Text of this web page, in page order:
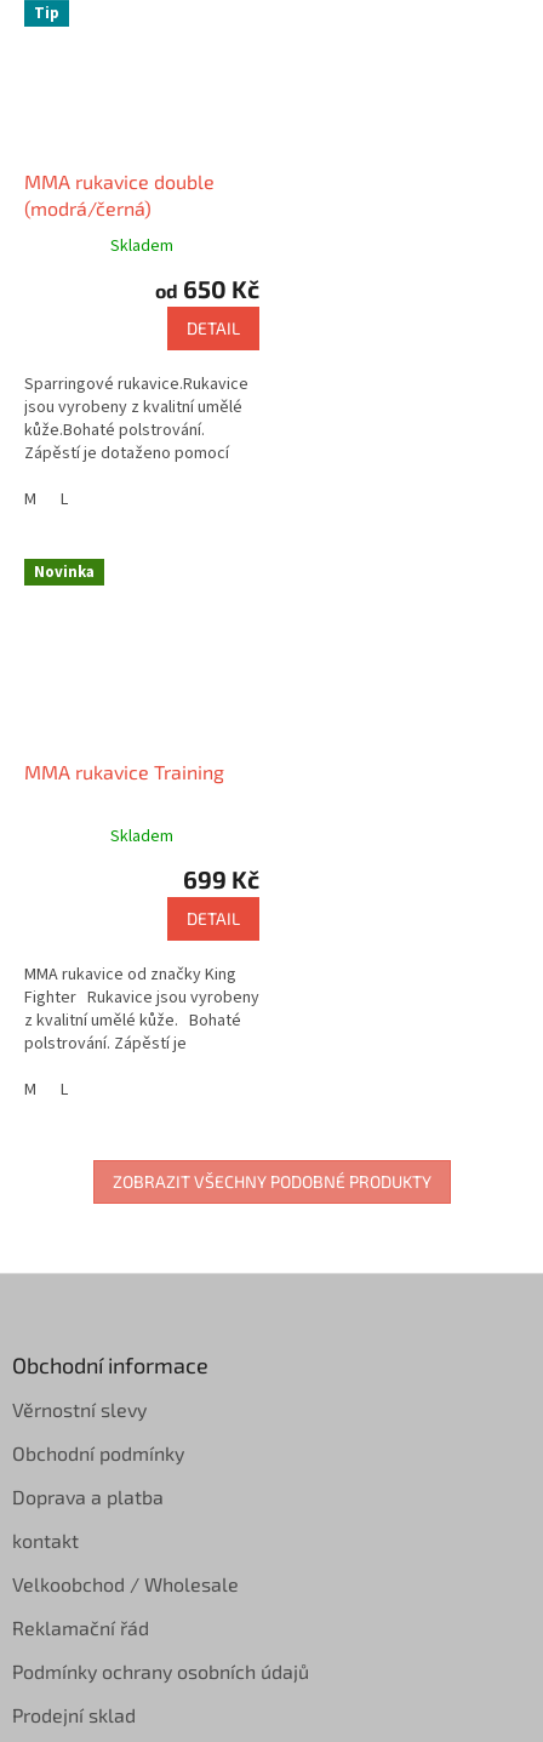
Tip
MMA rukavice double
(modrá/černá)
Skladem
od 650 Kč
DETAIL
Sparringové rukavice.Rukavice
jsou vyrobeny z kvalitní umělé
kůže.Bohaté polstrování.
Zápěstí je dotaženo pomocí
vybaven suchým zipem.
M L
Novinka
MMA rukavice Training
Skladem
699 Kč
DETAIL
MMA rukavice od značky King
Fighter Rukavice jsou vyrobeny
z kvalitní umělé kůže. Bohaté
polstrování. Zápěstí je
M
L
ZOBRAZIT VŠECHNY PODOBNÉ PRODUKTY
Obchodní informace
Věrnostní slevy
Obchodní podmínky
Doprava a platba
kontakt
Velkoobchod / Wholesale
Reklamační řád
Podmínky ochrany osobních údajů
Prodejní sklad